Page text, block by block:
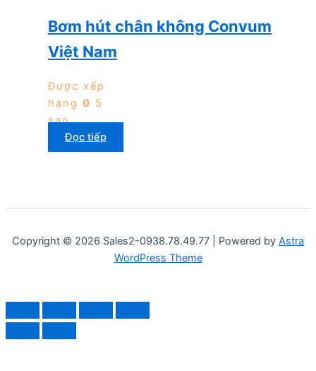
Bơm hút chân không Convum
Việt Nam
Được xếp
hạng 0 5
sao
Đọc tiếp
Copyright © 2026 Sales2-0938.78.49.77 | Powered by Astra
WordPress Theme